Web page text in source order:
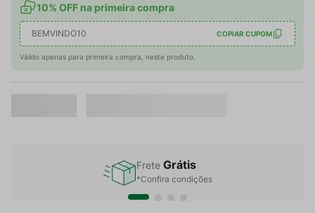
10% OFF na primeira compra
BEMVINDO10 COPIAR CUPOM
Válido apenas para primeira compra, neste produto.
Frete Grátis
*Confira condições